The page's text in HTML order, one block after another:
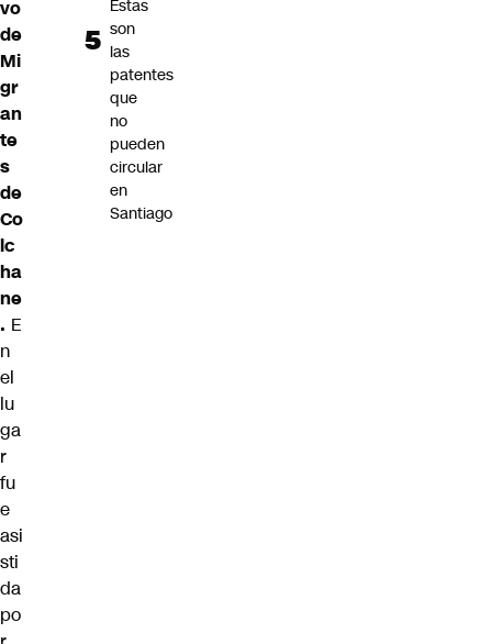
vo
de
Mi
gr
an
te
s
de
Co
lc
ha
ne
. E
n
el
lu
ga
r
fu
e
asi
sti
da
po
Estas
son
las
patentes
que
no
pueden
circular
en
Santiago